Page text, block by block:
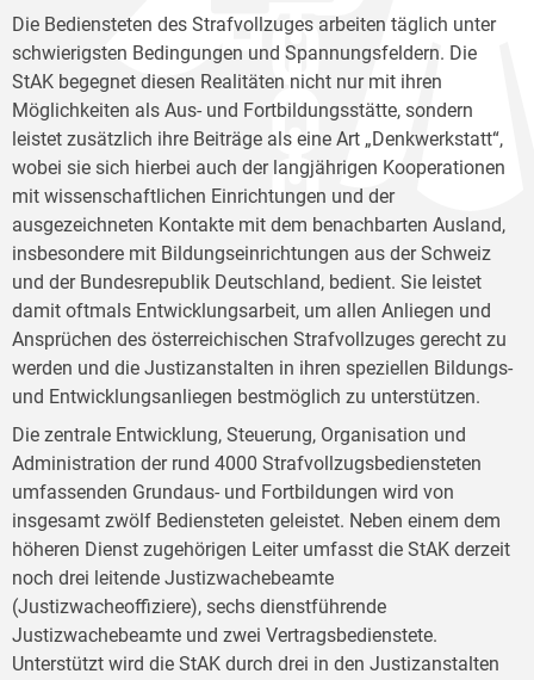
Die Bediensteten des Strafvollzuges arbeiten täglich unter
schwierigsten Bedingungen und Spannungsfeldern. Die
StAK begegnet diesen Realitäten nicht nur mit ihren
Möglichkeiten als Aus- und Fortbildungsstätte, sondern
leistet zusätzlich ihre Beiträge als eine Art „Denkwerkstatt“,
wobei sie sich hierbei auch der langjährigen Kooperationen
mit wissenschaftlichen Einrichtungen und der
ausgezeichneten Kontakte mit dem benachbarten Ausland,
insbesondere mit Bildungseinrichtungen aus der Schweiz
und der Bundesrepublik Deutschland, bedient. Sie leistet
damit oftmals Entwicklungsarbeit, um allen Anliegen und
Ansprüchen des österreichischen Strafvollzuges gerecht zu
werden und die Justizanstalten in ihren speziellen Bildungs-
und Entwicklungsanliegen bestmöglich zu unterstützen.
Die zentrale Entwicklung, Steuerung, Organisation und
Administration der rund 4000 Strafvollzugsbediensteten
umfassenden Grundaus- und Fortbildungen wird von
insgesamt zwölf Bediensteten geleistet. Neben einem dem
höheren Dienst zugehörigen Leiter umfasst die StAK derzeit
noch drei leitende Justizwachebeamte
(Justizwacheoffiziere), sechs dienstführende
Justizwachebeamte und zwei Vertragsbedienstete.
Unterstützt wird die StAK durch drei in den Justizanstalten